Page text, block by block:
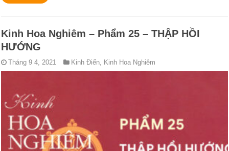
Kinh Hoa Nghiêm – Phẩm 25 – THẬP HỒI
HƯỚNG
Tháng 9 4, 2021 Kinh Điển, Kinh Hoa Nghiêm